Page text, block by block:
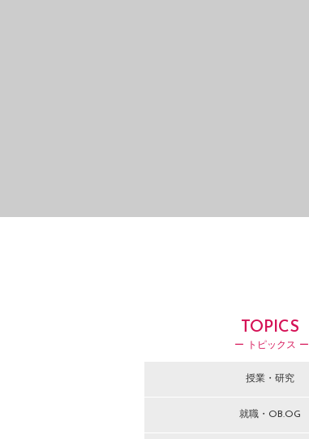
TOPICS
ー トピックス ー
授業・研究
就職・OB.OG